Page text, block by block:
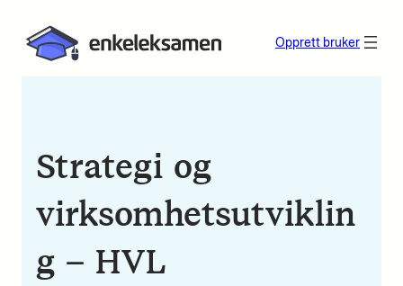
Opprett bruker
Strategi og
virksomhetsutviklin
g – HVL